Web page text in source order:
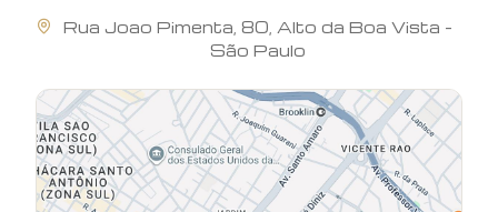
Rua Joao Pimenta 80 Alto da Boa Vista -
São Paulo